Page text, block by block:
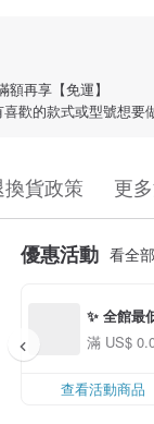
再享【免運】
歡的款式或型號想要
換貨政策 更
優惠活動 看全
滿 US$
查看活動商品